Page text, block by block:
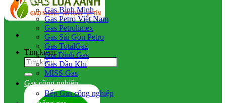
Tìm kiếm:
Gas Bình Minh
Gas Petro Việt Nam
Gas Petrolimex
Gas Sài Gòn Petro
Gas TotalGaz
Gia Đình Gas
Gas Dầu Khí
MISS Gas
Gas công nghiệp
Bếp Gas công nghiệp